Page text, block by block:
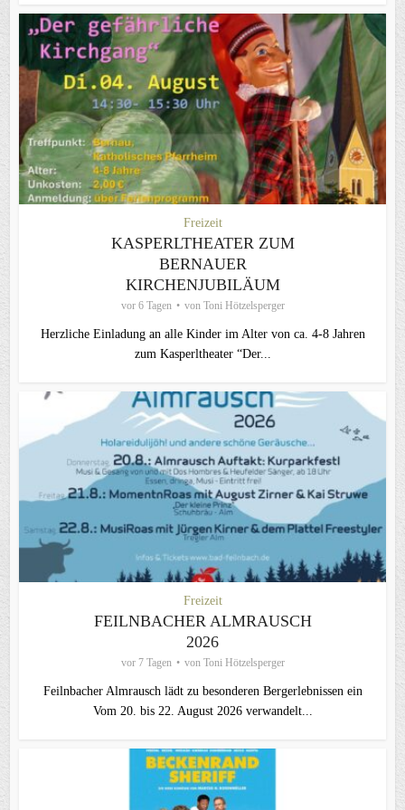
Freizeit
KASPERLTHEATER ZUM
BERNAUER
KIRCHENJUBILÄUM
vor 6 Tagen von Toni Hötzelsperger
Herzliche Einladung an alle Kinder im Alter von ca. 4-8 Jahren
zum Kasperltheater “Der...
Freizeit
FEILNBACHER ALMRAUSCH
2026
vor 7 Tagen von Toni Hötzelsperger
Feilnbacher Almrausch lädt zu besonderen Bergerlebnissen ein
Vom 20. bis 22. August 2026 verwandelt...